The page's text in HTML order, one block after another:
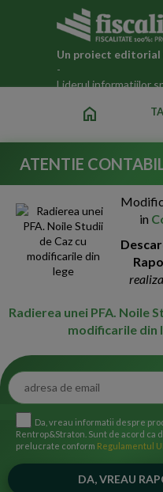
Un proiect editorial
-
Liderul informatiilor
home
Reminder
financiare
16-Iul-2020
Agentia
pentru
ATENTIE
in
Radierea unei PFA. Noile
modificarile din
Da, vreau informatii despre
Rentrop&Straton. Sunt de acord ca
prelucrate conform Regulamentul